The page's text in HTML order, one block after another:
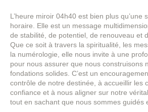
L’heure miroir 04h40 est bien plus qu’une
horaire. Elle est un message
de stabilité, de potentiel, de renouveau et
Que ce soit à travers la spiritualité, les
la numérologie, elle nous invite à une
pour nous assurer que nous construisons
fondations solides. C’est un
contrôle de notre destinée, à accueillir les
confiance et à nous aligner sur notre
tout en sachant que nous sommes guidés